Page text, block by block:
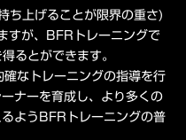
上げることが限界の重さ)
が、BFRトレーニングで
るとができます。
なトレーニングの指導を行
ナーを育成し、より多くの
ようBFRトレーニングの普